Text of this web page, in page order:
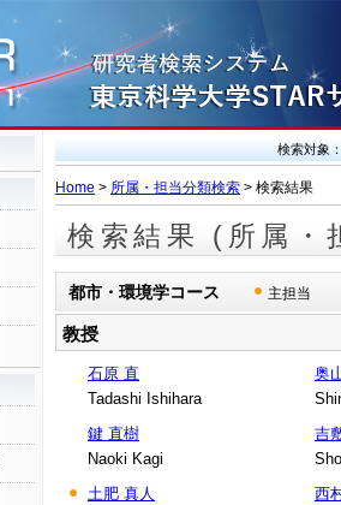
検索対象
Home > 所属・担当分類検索 > 検索結果
検索結果 (所属・
都市・環境学コース 主担当
教授
石原 直
Tadashi Ishihara
奥
鍵 直樹
Naoki Kagi
吉
土肥 真人
西